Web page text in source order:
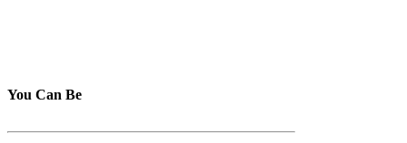
You Can Be